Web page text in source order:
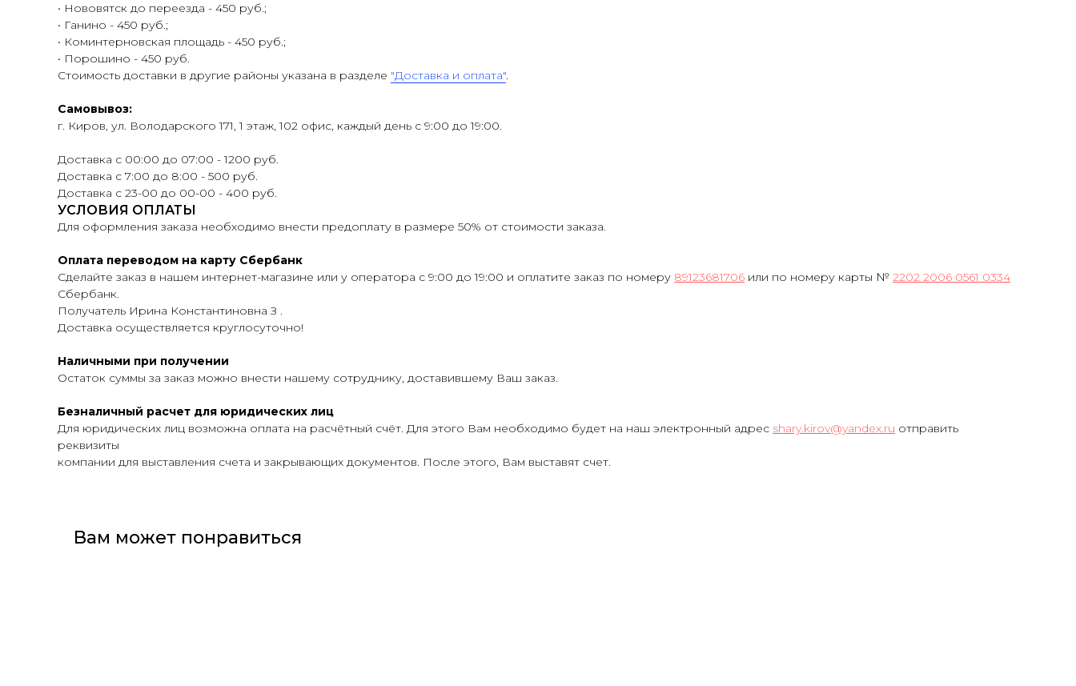
• Нововятск до переезда - 450 руб.;
• Ганино - 450 руб.;
• Коминтерновская площадь - 450 руб.;
• Порошино - 450 руб.
Стоимость доставки в другие районы указана в разделе "Доставка и оплата".
Самовывоз:
г. Киров, ул. Володарского 171, 1 этаж, 102 офис, каждый день с 9:00 до 19:00.
Доставка с 00:00 до 07:00 - 1200 руб.
Доставка с 7:00 до 8:00 - 500 руб.
Доставка с 23-00 до 00-00 - 400 руб.
УСЛОВИЯ ОПЛАТЫ
Для оформления заказа необходимо внести предоплату в размере 50% от стоимости заказа.
Оплата переводом на карту Сбербанк
Сделайте заказ в нашем интернет-магазине или у оператора с 9:00 до 19:00 и оплатите заказ по номеру 89123681706 или по номеру карты № 2202 2006 0561 0334
Сбербанк.
Получатель Ирина Константиновна З .
Доставка осуществляется круглосуточно!
Наличными при получении
Остаток суммы за заказ можно внести нашему сотруднику, доставившему Ваш заказ.
Безналичный расчет для юридических лиц
Для юридических лиц возможна оплата на расчётный счёт. Для этого Вам необходимо будет на наш электронный адрес shary.kirov@yandex.ru отправить
реквизиты
компании для выставления счета и закрывающих документов. После этого, Вам выставят счет.
Вам может понравиться